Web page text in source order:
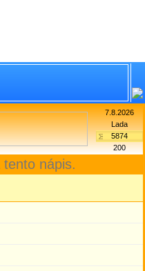
7.8.2026
Lada
5874
200
nápis.